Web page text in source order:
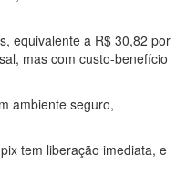
equivalente a R$ 30,82 por
mas com custo-benefício
ambiente seguro,
tem liberação imediata, e